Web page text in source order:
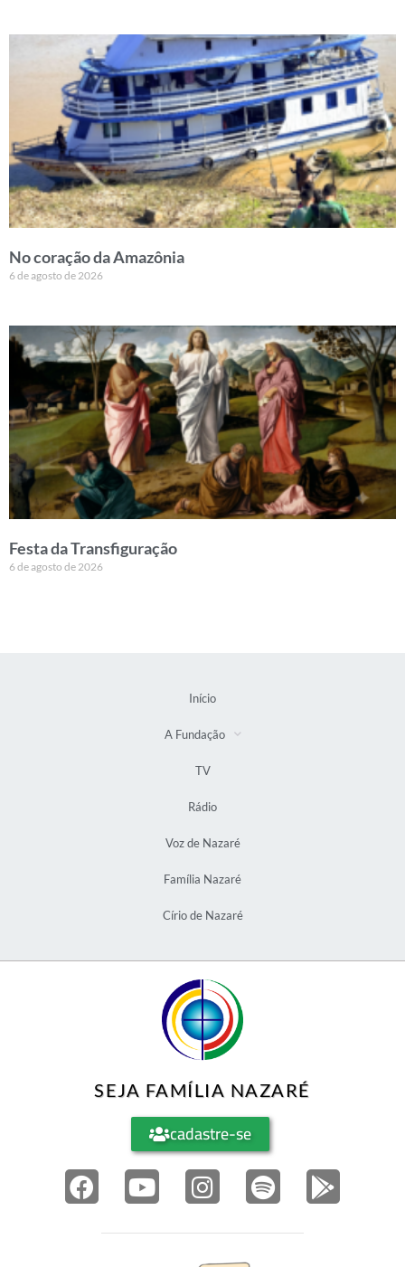
No coração da Amazônia
6 de agosto de 2026
Festa da Transfiguração
6 de agosto de 2026
Início
A Fundação
TV
Rádio
Voz de Nazaré
Família Nazaré
Círio de Nazaré
SEJA FAMÍLIA NAZARÉ
cadastre-se